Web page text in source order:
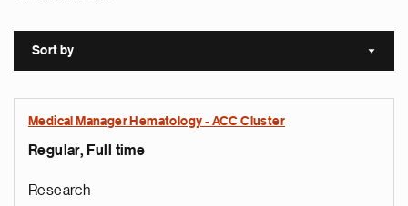
Sort by Sort
Medical Manager Hematology - ACC Cluster
Regular, Full time
Research